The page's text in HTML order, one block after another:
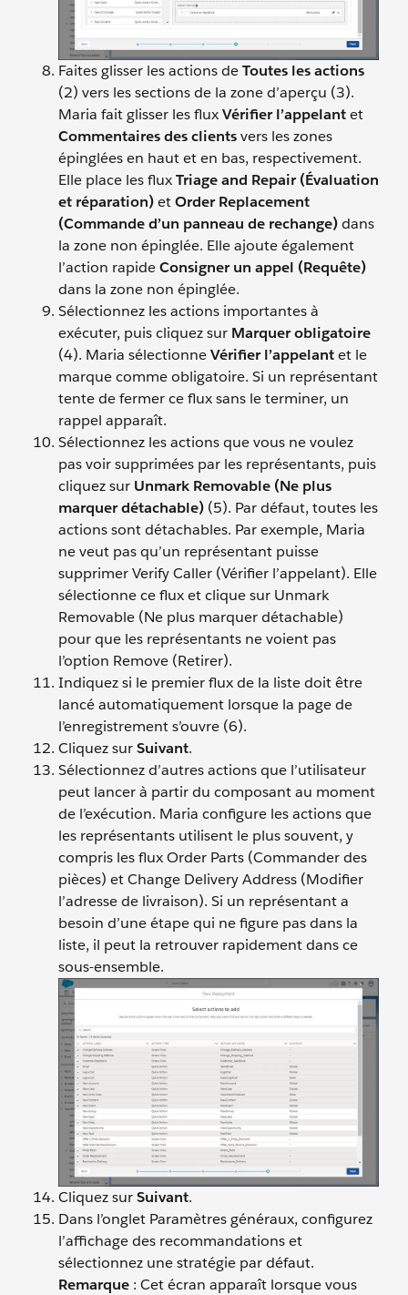
Faites glisser les actions deToutes les actions
(2) vers les sections de la zone d’aperçu (3).
Maria fait glisser les fluxVérifier l’appelantet
Commentaires des clientsvers les zones
épinglées en haut et en bas, respectivement.
Elle place les fluxTriage and Repair (Évaluation
et réparation)etOrder Replacement
(Commande d’un panneau de rechange)dans
la zone non épinglée. Elle ajoute également
l’action rapideConsigner un appel (Requête)
dans la zone non épinglée.
Sélectionnez les actions importantes à
exécuter, puis cliquez sur Marquer obligatoire
(4). Maria sélectionneVérifier l’appelantet le
marque comme obligatoire. Si un représentant
tente de fermer ce flux sans le terminer, un
rappel apparaît.
Sélectionnez les actions que vous ne voulez
pas voir supprimées par les représentants, puis
cliquez sur Unmark Removable (Ne plus
marquer détachable) (5). Par défaut, toutes les
actions sont détachables. Par exemple, Maria
ne veut pas qu’un représentant puisse
supprimer Verify Caller (Vérifier l’appelant). Elle
sélectionne ce flux et clique sur Unmark
Removable (Ne plus marquer détachable)
pour que les représentants ne voient pas
l’option Remove (Retirer).
Indiquez si le premier flux de la liste doit être
lancé automatiquement lorsque la page de
l’enregistrement s’ouvre (6).
Cliquez surSuivant.
Sélectionnez d’autres actions que l’utilisateur
peut lancer à partir du composant au moment
de l’exécution. Maria configure les actions que
les représentants utilisent le plus souvent, y
compris les flux Order Parts (Commander des
pièces) et Change Delivery Address (Modifier
l’adresse de livraison). Si un représentant a
besoin d’une étape qui ne figure pas dans la
liste, il peut la retrouver rapidement dans ce
sous-ensemble.
Cliquez surSuivant.
Dans l’onglet Paramètres généraux, configurez
l’affichage des recommandations et
sélectionnez une stratégie par défaut.
Remarque : Cet écran apparaît lorsque vous